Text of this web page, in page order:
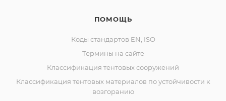
ПОМОЩЬ
Коды стандартов EN, ISO
Термины на сайте
Классификация тентовых сооружений
Классификация тентовых материалов по устойчивости к
возгоранию